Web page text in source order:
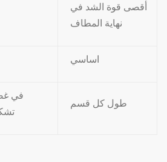
أقصى قوة الشد في
نهاية المطاف
اساسي
طول كل قسم